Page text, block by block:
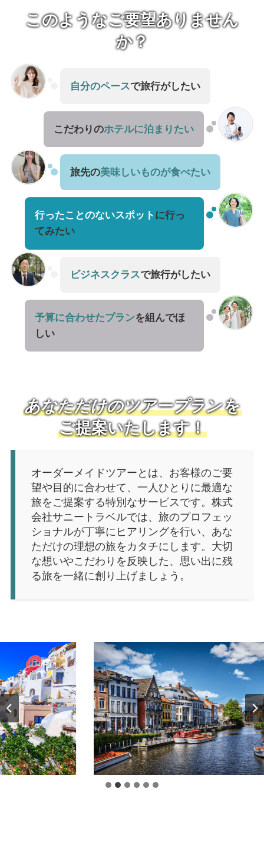
このようなご要望ありません
か？
自分のペースで旅行がしたい
こだわりのホテルに泊まりたい
旅先の美味しいものが食べたい
行ったことのないスポット に行っ
てみたい
ビジネスクラスで旅行がしたい
予算に合わせたプランを組んでほ
しい
あなただけのツアープランを
ご提案いたします！
オーダーメイドツアーとは、お客様のご要
望や目的に合わせて、一人ひとりに最適な
旅をご提案する特別なサービスです。株式
会社サニートラベルでは、旅のプロフェッ
ショナルが丁寧にヒアリングを行い、あな
ただけの理想の旅をカタチにします。大切
な想いやこだわりを反映した、思い出に残
る旅を一緒に創り上げましょう。